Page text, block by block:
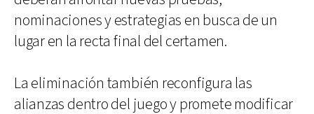
nominaciones y estrategias en busca de un
lugar en la recta final del certamen.
La eliminación también reconfigura las
alianzas dentro del juego y promete modificar